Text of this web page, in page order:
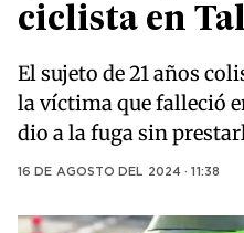
ciclista en
El sujeto de 21 años
la víctima que falleció
dio a la fuga sin
16 DE AGOSTO DEL 2024 · 11:38